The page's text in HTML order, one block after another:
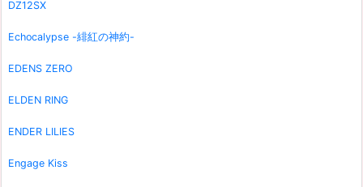
DZ12SX
Echocalypse -緋紅の神約-
EDENS ZERO
ELDEN RING
ENDER LILIES
Engage Kiss